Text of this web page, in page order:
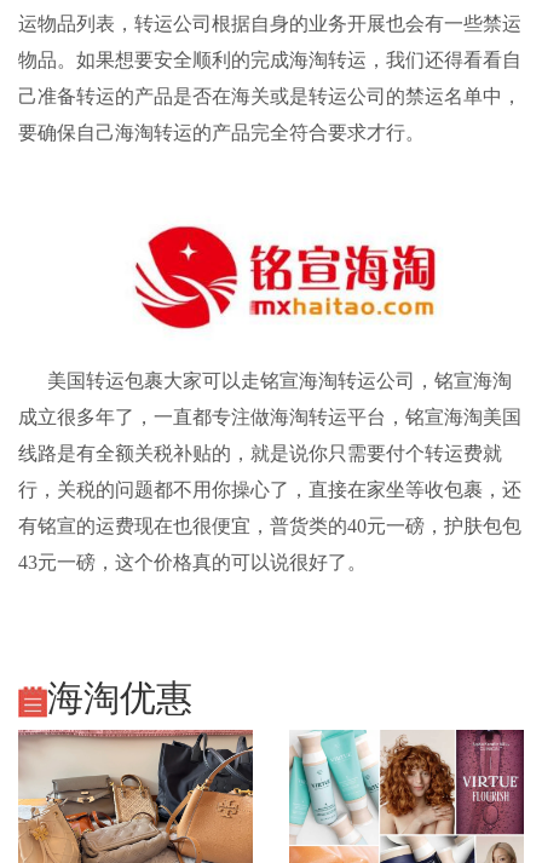
运物品列表，转运公司根据自身的业务开展也会有一些禁运
物品。如果想要安全顺利的完成海淘转运，我们还得看看自
己准备转运的产品是否在海关或是转运公司的禁运名单中，
要确保自己海淘转运的产品完全符合要求才行。
美国转运包裹大家可以走铭宣海淘转运公司， 铭宣海淘
成立很多年了，一直都专注做海淘转运平台，铭宣海淘美国
线路是有全额关税补贴的，就是说你只需要付个转运费就
行，关税的问题都不用你操心了，直接在家坐等收包裹，还
有铭宣的运费现在也很便宜，普货类的40元一磅，护肤包包
43元一磅，这个价格真的可以说很好了。
海淘优惠